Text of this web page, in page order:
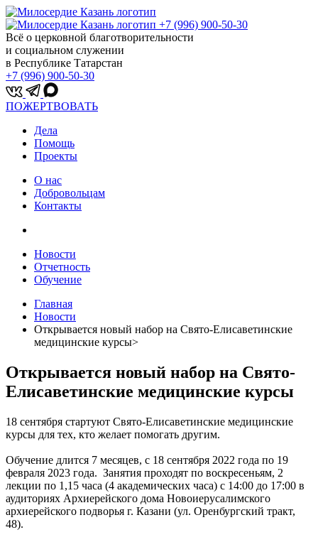
+7 (996) 900-50-30
Всё о церковной благотворительности
и социальном служении
в Республике Татарстан
+7 (996) 900-50-30
ПОЖЕРТВОВАТЬ
Дела
Помощь
Проекты
О нас
Добровольцам
Контакты
Новости
Отчетность
Обучение
Главная
Новости
Открывается новый набор на Свято-Елисаветинские
медицинские курсы>
Открывается новый набор на Свято-
Елисаветинские медицинские курсы
18 сентября стартуют Свято-Елисаветинские медицинские
курсы для тех, кто желает помогать другим.
Обучение длится 7 месяцев, с 18 сентября 2022 года по 19
февраля 2023 года. Занятия проходят по воскресеньям, 2
лекции по 1,15 часа (4 академических часа) с 14:00 до 17:00 в
аудиториях Архиерейского дома Новоиерусалимского
архиерейского подворья г. Казани (ул. Оренбургский тракт,
48).